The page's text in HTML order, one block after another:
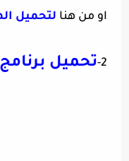
او من هنا لتحميل
2- تحميل